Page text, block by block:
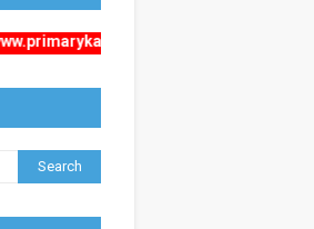
पर क्लिक करे